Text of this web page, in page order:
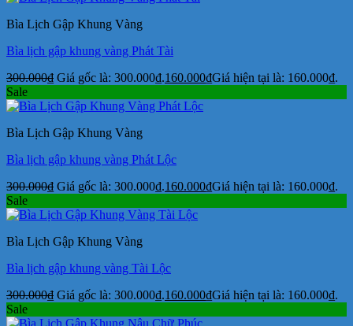
Bìa Lịch Gập Khung Vàng
Bìa lịch gập khung vàng Phát Tài
300.000₫ Giá gốc là: 300.000₫.160.000₫Giá hiện tại là: 160.000₫.
Sale
Bìa Lịch Gập Khung Vàng
Bìa lịch gập khung vàng Phát Lộc
300.000₫ Giá gốc là: 300.000₫.160.000₫Giá hiện tại là: 160.000₫.
Sale
Bìa Lịch Gập Khung Vàng
Bìa lịch gập khung vàng Tài Lộc
300.000₫ Giá gốc là: 300.000₫.160.000₫Giá hiện tại là: 160.000₫.
Sale